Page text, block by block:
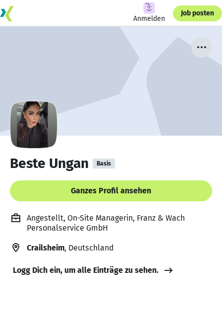
Anmelden
Job posten
Beste Ungan Basis
Ganzes Profil ansehen
Angestellt, On-Site Managerin, Franz & Wach
Personalservice GmbH
Crailsheim, Deutschland
Logg Dich ein, um alle Einträge zu sehen.